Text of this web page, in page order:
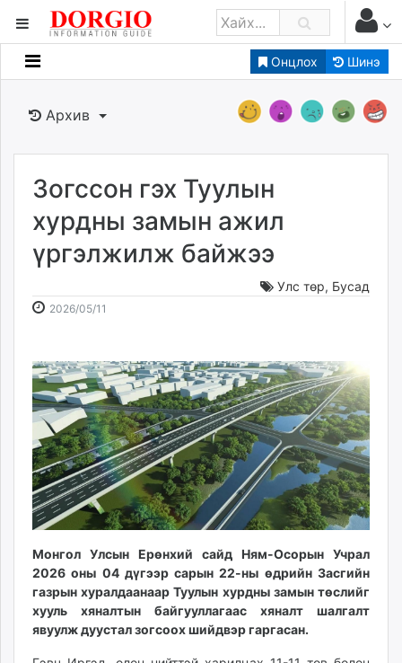
Онцлох Шинэ
Мэдээллийн
Банк санхүү
Бизнес ААН
Төрийн
dorgio.mn
caak.mn
Baabar.mn
tovch.mn
ikon.mn
mnb.mn
Livetv.mn
Eguur.mn
24tsag.mn
shuud.mn
eagle.mn
ergelt.mn
zarig.mn
today.mn
zuv.mn
Архив
Зогссон гэх Туулын
хурдны замын ажил
үргэлжилж байжээ
Улс төр, Бусад
2026/05/11
10:57:13
17:58:58
Монгол Улсын Ерөнхий сайд Ням-Осорын Учрал
2026 оны 04 дүгээр сарын 22-ны өдрийн Засгийн
газрын хуралдаанаар Туулын хурдны замын төслийг
хууль хяналтын байгууллагаас хяналт шалгалт
явуулж дуустал зогсоох шийдвэр гаргасан.